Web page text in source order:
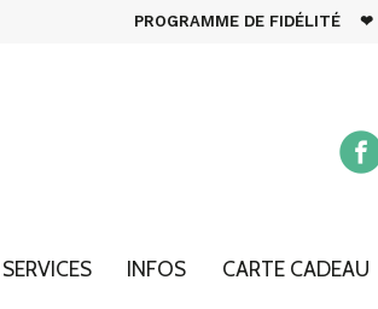
PROGRAMME DE FIDÉLITÉ ❤
SERVICES INFOS CARTE CADEAU